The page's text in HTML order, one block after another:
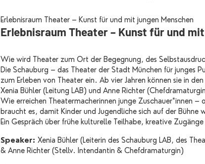
Erlebnisraum Theater – Kunst für und mit jungen Menschen
Erlebnisraum Theater – Kunst für und
Wie wird Theater zum Ort der Begegnung, des
Die Schauburg – das Theater der Stadt München für junges
zum Erleben von Theater ein. Ab vier Jahren können sie in
Xenia Bühler (Leitung LAB) und Anne Richter
Wie erreichen Theatermacherinnen junge Zuschauer*innen –
braucht es, damit Kinder und Jugendliche sich auf der Bühne
Ein Gespräch über frühe kulturelle Teilhabe, kreative
Speaker: Xenia Bühler (Leiterin des Schauburg LAB, des
& Anne Richter (Stellv. Intendantin & Chefdramaturgin)